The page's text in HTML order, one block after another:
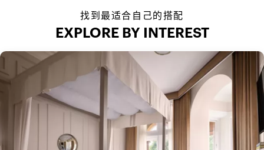
找到最适合自己的搭配
EXPLORE BY INTEREST